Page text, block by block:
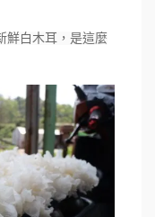
鮮白木耳，是這麼